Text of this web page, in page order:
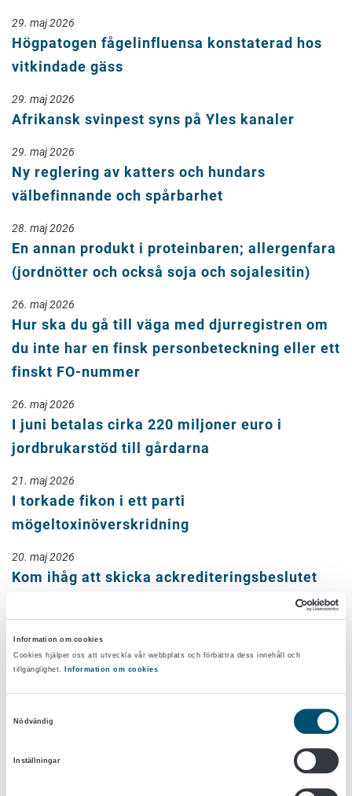
Information om cookies
Cookies hjälper oss att utveckla vår webbplats och förbättra dess innehåll och
tillgänglighet.
Information om cookies
Nödvändig
Inställningar
29. maj 2026
Högpatogen fågelinfluensa konstaterad hos
vitkindade gäss
29. maj 2026
Afrikansk svinpest syns på Yles kanaler
29. maj 2026
Ny reglering av katters och hundars
välbefinnande och spårbarhet
28. maj 2026
En annan produkt i proteinbaren; allergenfara
(jordnötter och också soja och sojalesitin)
26. maj 2026
Hur ska du gå till väga med djurregistren om
du inte har en finsk personbeteckning eller ett
finskt FO-nummer
26. maj 2026
I juni betalas cirka 220 miljoner euro i
jordbrukarstöd till gårdarna
21. maj 2026
I torkade fikon i ett parti
mögeltoxinöverskridning
20. maj 2026
Kom ihåg att skicka ackrediteringsbeslutet
Antalet försummelser som upptäckts i
tillsynen över djurens välbefinnande
Änmäl dig till utbildningen: Ajankohtaista